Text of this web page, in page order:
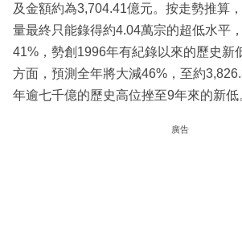
及金額約為3,704.41億元。按走勢推算
量最終只能錄得約4.04萬宗的超低水平
41%，勢創1996年有紀錄以來的歷史新
方面，預測全年將大減46%，至約
年逾七千億的歷史高位挫至9年來的新低
廣告